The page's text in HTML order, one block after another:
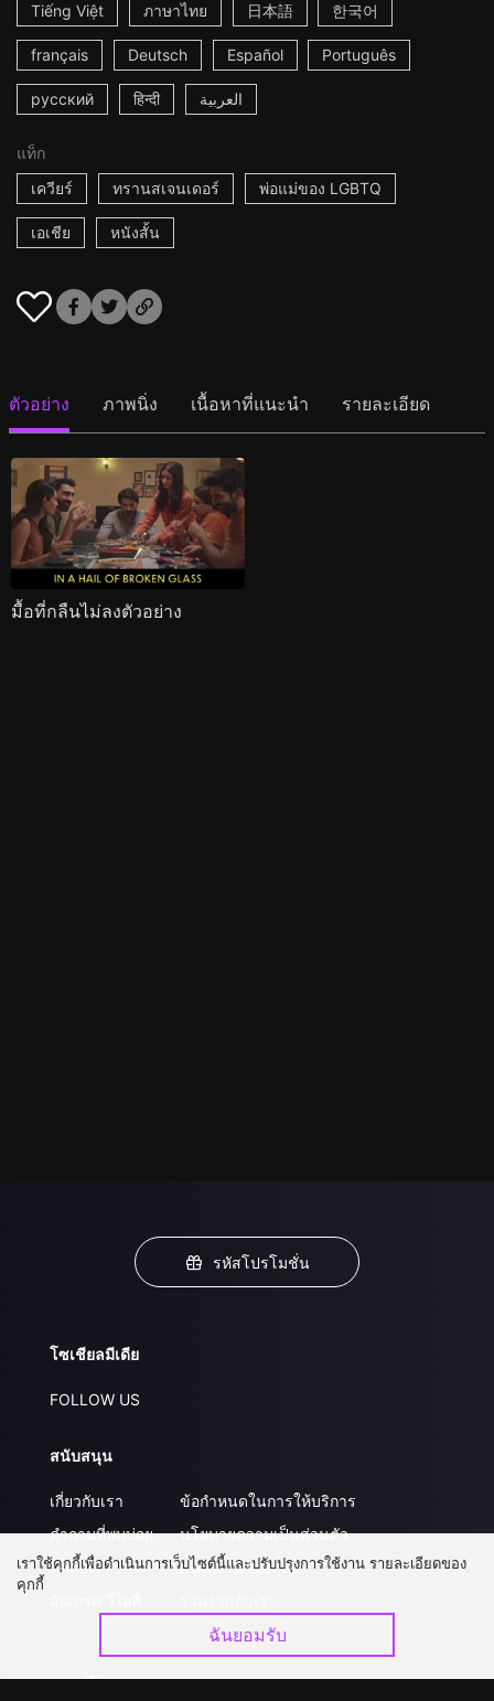
Tiếng Việt ภาษาไทย 日本語 한국어
français Deutsch Español Português
русский हिन्दी العربية
แท็ก
เควียร์
ทรานสเจนเดอร์ พ่อแม่ของ LGBTQ
เอเชีย หนังสั้น
ตัวอย่าง ภาพนิ่ง เนื้อหาที่แนะนำ รายละเอียด
มื้อที่กลืนไม่ลงตัวอย่าง
รหัสโปรโมชั่น
โซเชียลมีเดีย
FOLLOW US
สนับสนุน
เกี่ยวกับเรา
คำถามที่พบบ่อย
ติดต่อเรา
ข้อกำหนดในการให้บริการ
นโยบายความเป็นส่วนตัว
ส่งผลงานของคุณ
ดาวน์โหลดแอป
เราใช้คุกกี้เพื่อดำเนินการเว็บไซต์นี้และปรับปรุงการใช้งาน รายละเอียดของ
คุกกี้
ฉันยอมรับ